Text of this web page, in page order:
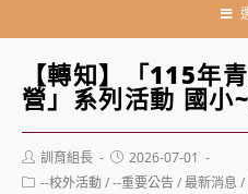
【轉知】「115年
營」系列活動 國小
Post
author:
訓育組長
Post
published:
2026-07-01
Post--校外活動/--重要公告/最新消息 /